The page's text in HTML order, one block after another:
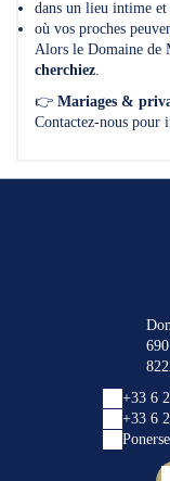
dans un lieu intime et
où vos proches
Alors le Domaine de
cherchiez.
👉 Mariages &
Contactez-nous pour
+33 6
+33 6